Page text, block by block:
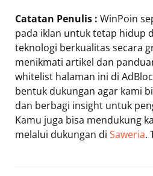
Catatan Penulis : WinPoin
pada iklan untuk tetap hidup
teknologi berkualitas secara
menikmati artikel dan
whitelist halaman ini di
bentuk dukungan agar kami
dan berbagi insight untuk
Kamu juga bisa mendukung
melalui dukungan di Saweria.